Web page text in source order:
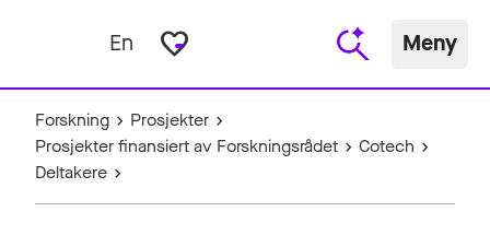
En favorite_border Meny
Forskning
Prosjekter
Prosjekter finansiert av Forskningsrådet
Cotech
Deltakere